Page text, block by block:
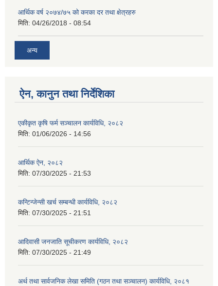
आर्थिक वर्ष २०७४/७५ को करका दर तथा क्षेत्रहरु
मिति: 04/26/2018 - 08:54
अन्य
ऐन, कानुन तथा निर्देशिका
एकीकृत कृषि फर्म सञ्चालन कार्यविधि, २०८२
मिति: 01/06/2026 - 14:56
आर्थिक ऐन, २०८२
मिति: 07/30/2025 - 21:53
कन्टिन्जेन्सी खर्च सम्बन्धी कार्यविधि, २०८२
मिति: 07/30/2025 - 21:51
आदिवासी जनजाति सूचीकरण कार्यविधि, २०८२
मिति: 07/30/2025 - 21:49
अर्थ तथा सार्वजनिक लेखा समिति (गठन तथा सञ्चालन) कार्यविधि, २०८१